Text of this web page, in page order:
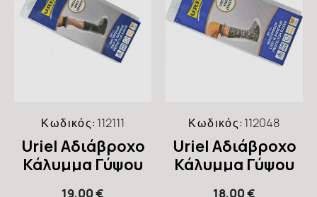
Κωδικός: 112111
Uriel Αδιάβροχο
Κάλυμμα Γύψου
για Πόδι Long
19,00 €
Κωδικός: 112048
Uriel Αδιάβροχο
Κάλυμμα Γύψου
για Πόδι Short
18,00 €